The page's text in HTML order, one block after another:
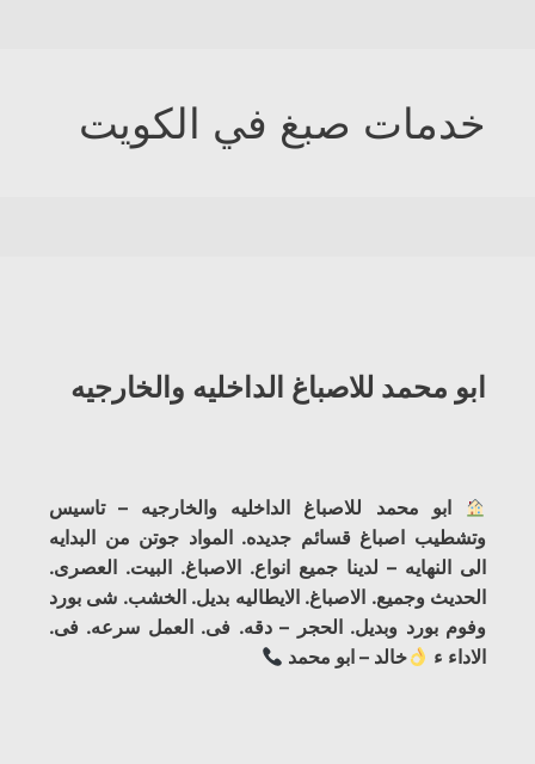
خدمات صبغ في الكويت
ابو محمد للاصباغ الداخليه والخارجيه
ابو محمد للاصباغ الداخليه والخارجيه – تاسيس
وتشطيب اصباغ قسائم جديده. المواد جوتن من البدايه
الى النهايه – لدينا جميع انواع. الاصباغ. البيت. العصرى.
الحديث وجميع. الاصباغ. الايطاليه بديل. الخشب. شى بورد
وفوم بورد وبديل. الحجر – دقه. فى. العمل سرعه. فى.
الاداء ء
خالد – ابو محمد